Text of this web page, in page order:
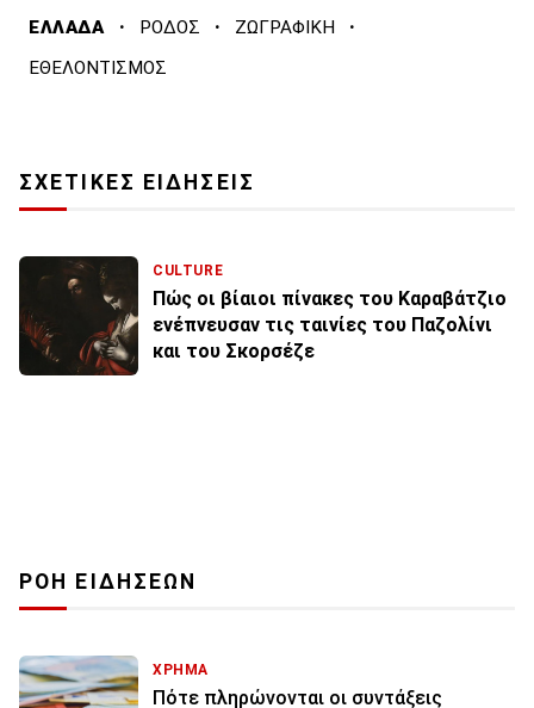
ΕΛΛΑΔΑ · ΡΟΔΟΣ · ΖΩΓΡΑΦΙΚΗ ·
ΕΘΕΛΟΝΤΙΣΜΟΣ
ΣΧΕΤΙΚΕΣ ΕΙΔΗΣΕΙΣ
CULTURE
Πώς οι βίαιοι πίνακες του Καραβάτζιο
ενέπνευσαν τις ταινίες του Παζολίνι
και του Σκορσέζε
ΡΟΗ ΕΙΔΗΣΕΩΝ
ΧΡΗΜΑ
Πότε πληρώνονται οι συντάξεις